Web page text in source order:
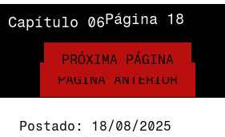
Capítulo 06Página 18
PÁGINA ANTERIOR
PRÓXIMA PÁGINA
Postado:
18/08/2025